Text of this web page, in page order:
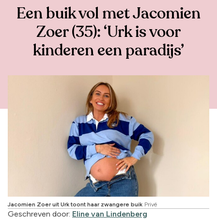
Een buik vol met Jacomien
Zoer (35): ‘Urk is voor
kinderen een paradijs’
Jacomien Zoer uit Urk toont haar zwangere buik Privé
Geschreven door: Eline van Lindenberg